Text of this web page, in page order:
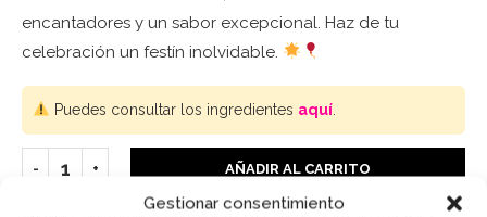
Gestionar consentimiento
encantadores y un sabor excepcional. Haz de tu
celebración un festín inolvidable.
Puedes consultar los ingredientes aquí.
AÑADIR AL CARRITO